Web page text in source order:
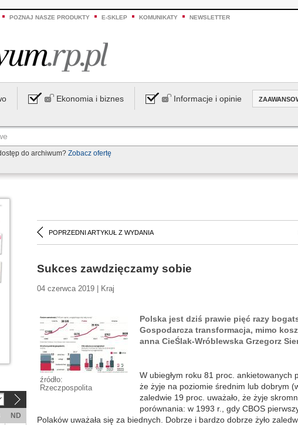
POZNAJ NASZE PRODUKTY E-SKLEP KOMUNIKATY NEWSLETTER
Ekonomia i biznes Informacje i opinie
do archiwum? Zobacz ofertę
POPRZEDNI ARTYKUŁ Z WYDANIA
Sukces zawdzięczamy sobie
04 czerwca 2019 | Kraj
źródło:
Rzeczpospolita
Polska jest dziś prawie pięć razy
Gospodarcza transformacja, mimo
anna CieŚlak-Wróblewska Grzegorz
W ubiegłym roku 81 proc. ankietowanych
że żyje na poziomie średnim lub dobrym
zaledwie 19 proc. uważało, że żyje
porównania: w 1993 r., gdy CBOS
Polaków uważała się za biednych. Dobrze i bardzo dobrze żyło
ND